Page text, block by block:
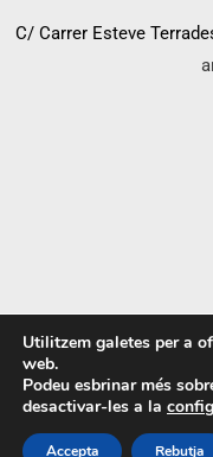
C/ Carrer Esteve
Utilitzem galetes per a
web.
Podeu esbrinar més
desactivar-les a la
Accepta Rebutja